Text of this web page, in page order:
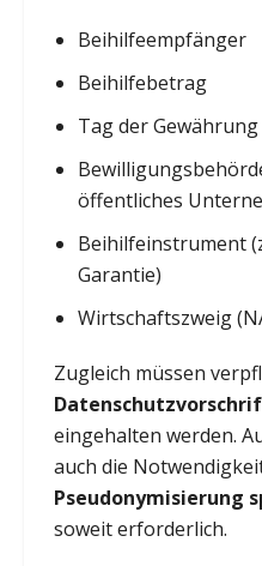
Beihilfeempfänger
Beihilfebetrag
Tag der Gewährung
öffentliches
Beihilfeinstrument
Garantie)
Wirtschaftszweig
Zugleich müssen
eingehalten werden.
auch die
Pseudonymisierung
soweit erforderlich.